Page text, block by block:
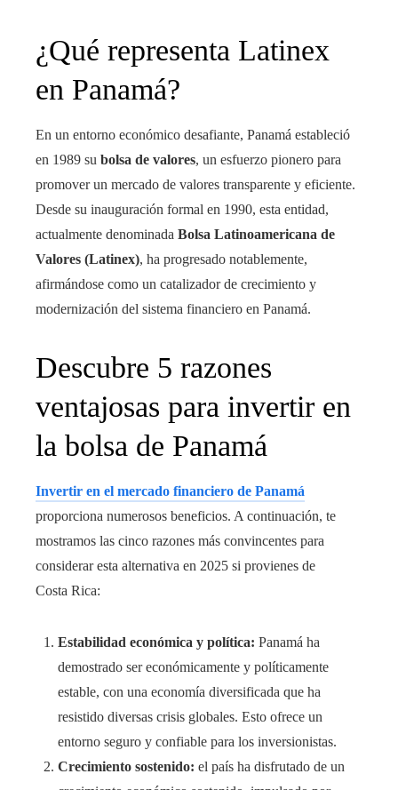
¿Qué representa Latinex
en Panamá?
En un entorno económico desafiante, Panamá estableció
en 1989 su bolsa de valores, un esfuerzo pionero para
promover un mercado de valores transparente y eficiente.
Desde su inauguración formal en 1990, esta entidad,
actualmente denominada Bolsa Latinoamericana de
Valores (Latinex), ha progresado notablemente,
afirmándose como un catalizador de crecimiento y
modernización del sistema financiero en Panamá.
Descubre 5 razones
ventajosas para invertir en
la bolsa de Panamá
Invertir en el mercado financiero de Panamá
proporciona numerosos beneficios. A continuación, te
mostramos las cinco razones más convincentes para
considerar esta alternativa en 2025 si provienes de
Costa Rica:
Estabilidad económica y política: Panamá ha
demostrado ser económicamente y políticamente
estable, con una economía diversificada que ha
resistido diversas crisis globales. Esto ofrece un
entorno seguro y confiable para los inversionistas.
Crecimiento sostenido: el país ha disfrutado de un